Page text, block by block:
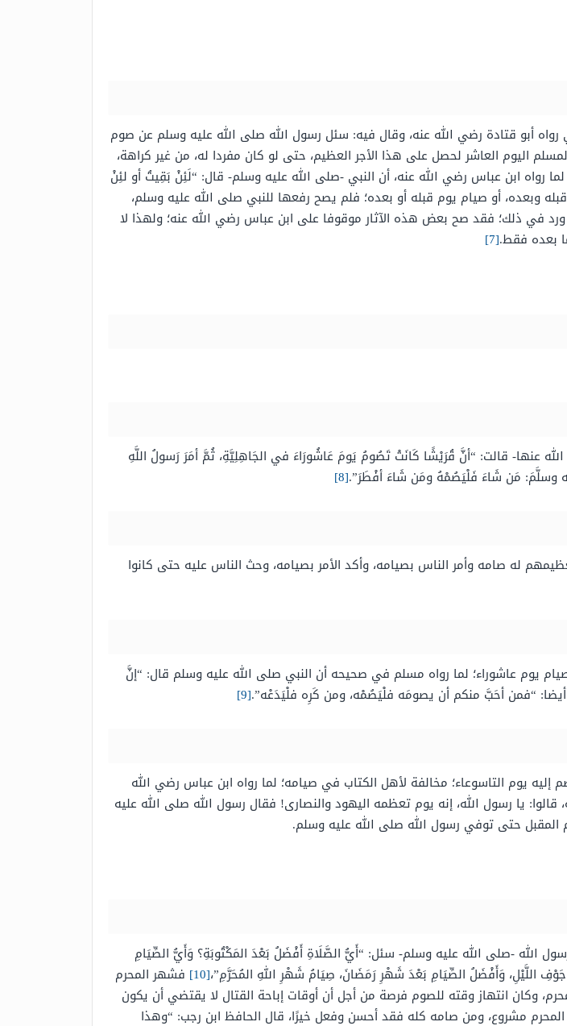
أبو قتادة رضي الله عنه، وقال فيه: سئل رسول الله صلى الله عليه وسلم عن صوم
اليوم العاشر لحصل على هذا الأجر العظيم، حتى لو كان مفردا له، من غير كراهة،
رواه ابن عباس رضي الله عنه، أن النبي -صلى الله عليه وسلم- قال: “لَئِنْ بَقِيتُ أو لئِنْ
وبعده، أو صيام يوم قبله أو بعده؛ فلم يصح رفعها للنبي صلى الله عليه وسلم،
ورد في ذلك؛ فقد صح بعض هذه الآثار موقوفا على ابن عباس رضي الله عنه؛ ولهذا لا
بعده فقط.[7]
عنها- قالت: “أنَّ قُرَيْشًا كَانَتْ تَصُومُ يَومَ عَاشُورَاءَ في الجَاهِلِيَّةِ، ثُمَّ أمَرَ رَسولُ اللَّهِ
وسلَّمَ: مَن شَاءَ فَلْيَصُمْهُ ومَن شَاءَ أفْطَرَ”.[8]
له صامه وأمر الناس بصيامه، وأكد الأمر بصيامه، وحث الناس عليه حتى كانوا
يوم عاشوراء؛ لما رواه مسلم في صحيحه أن النبي صلى الله عليه وسلم قال: “إنَّ
“فمن أحَبَّ منكم أن يصومَه فلْيَصُمْه، ومن كَرِه فلْيَدَعْه”.[9]
يوم التاسوعاء؛ مخالفة لأهل الكتاب في صيامه؛ لما رواه ابن عباس رضي الله
يا رسول الله، إنه يوم تعظمه اليهود والنصارى! فقال رسول الله صلى الله عليه
المقبل حتى توفي رسول الله صلى الله عليه وسلم.
الله -صلى الله عليه وسلم- سئل: “أَيُّ الصَّلَاةِ أَفْضَلُ بَعْدَ المَكْتُوبَةِ؟ وَأَيُّ الصِّيَامِ
اللَّيْلِ، وَأَفْضَلُ الصِّيَامِ بَعْدَ شَهْرِ رَمَضَانَ، صِيَامُ شَهْرِ اللهِ المُحَرَّمِ”،[10]
فشهر المحرم
وكان انتهاز وقته للصوم فرصة من أجل أن أوقات إباحة القتال لا يقتضي أن يكون
مشروع، ومن صامه كله فقد أحسن وفعل خيرًا، قال الحافظ ابن رجب: “وهذا